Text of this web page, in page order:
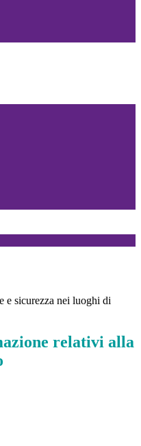
e sicurezza nei luoghi di
relativi alla